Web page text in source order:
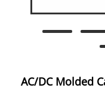
AC/DC Molded